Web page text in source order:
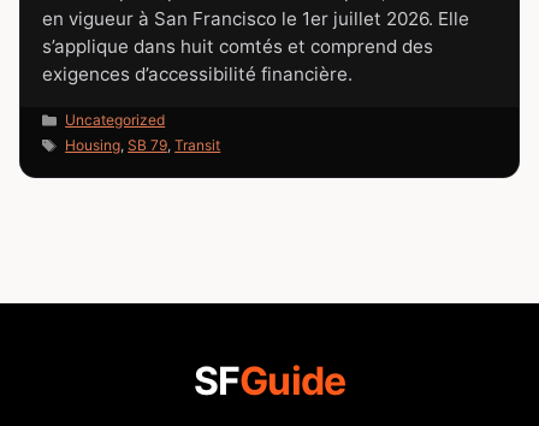
en vigueur à San Francisco le 1er juillet 2026. Elle
s’applique dans huit comtés et comprend des
exigences d’accessibilité financière.
Catégories
Uncategorized
Étiquettes
Housing,SB 79,Transit
SFGuide